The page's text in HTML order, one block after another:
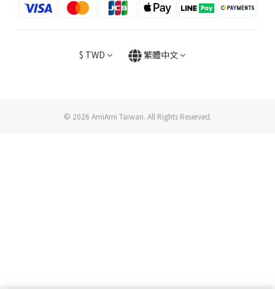
$ TWD 繁體中文
© 2026 AmiAmi Taiwan. All Rights Reserved.